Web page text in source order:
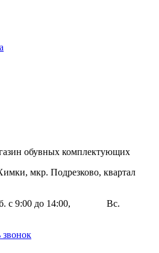
обувных комплектующих
мкр. Подрезково, квартал
Сб. с 9:00 до 14:00, Вс.
звонок